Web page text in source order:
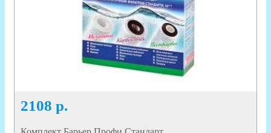
2108 р.